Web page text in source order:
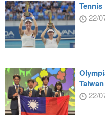
Tennis
22/
22/